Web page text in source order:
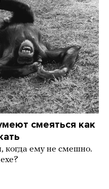
смеяться как
когда ему не смешно.